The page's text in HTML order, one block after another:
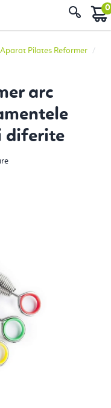
Aparat Pilates Reformer
arc
diferite